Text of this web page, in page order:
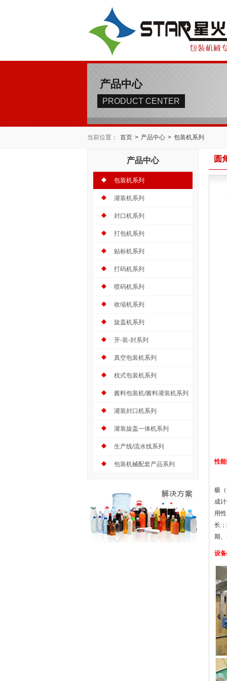
产品中心
PRODUCT CENTER
当前位置： 首页 > 产品中心 > 包装机系列
产品中心
包装机系列
灌装机系列
封口机系列
打包机系列
贴标机系列
打码机系列
喷码机系列
收缩机系列
旋盖机系列
开-装-封系列
真空包装机系列
枕式包装机系列
酱料包装机/酱料灌装机系列
灌装封口机系列
灌装旋盖一体机系列
生产线/流水线系列
包装机械配套产品系列
圆
性
极
成
用
长
期
设